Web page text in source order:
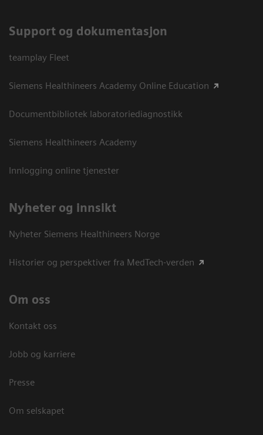
Support og dokumentasjon
teamplay Fleet
Siemens Healthineers Academy Online Education
Documentbibliotek laboratoriediagnostikk
Siemens Healthineers Academy
Innlogging online tjenester
Nyheter og innsikt
Nyheter Siemens Healthineers Norge
Historier og perspektiver fra MedTech-verden
Om oss
Kontakt oss
Jobb og karriere
Presse
Om selskapet